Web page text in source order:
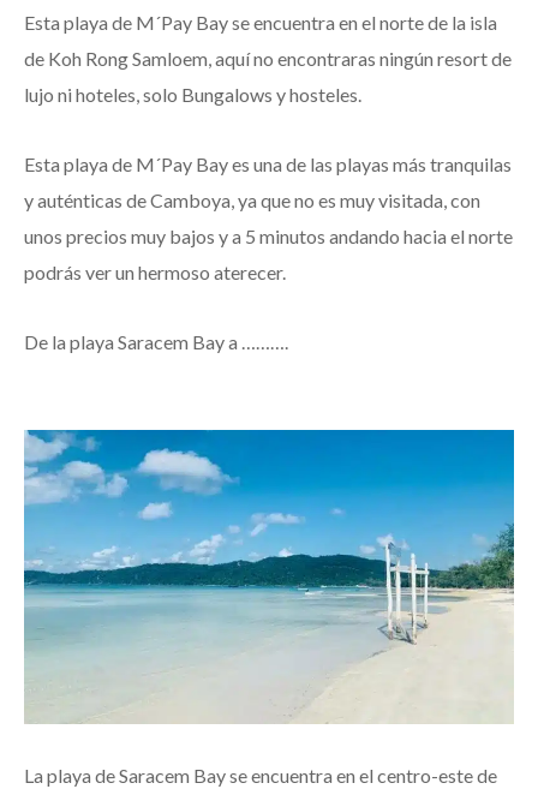
Esta playa de M´Pay Bay se encuentra en el norte de la isla
de Koh Rong Samloem, aquí no encontraras ningún resort de
lujo ni hoteles, solo Bungalows y hosteles.
Esta playa de M´Pay Bay es una de las playas más tranquilas
y auténticas de Camboya, ya que no es muy visitada, con
unos precios muy bajos y a 5 minutos andando hacia el norte
podrás ver un hermoso aterecer.
De la playa Saracem Bay a ……….
La playa de Saracem Bay se encuentra en el centro-este de